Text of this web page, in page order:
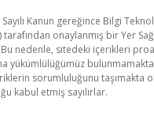
Kanun gereğince Bilgi
tarafından onaylanmış bir Yer
nedenle, sitedeki içerikleri
yükümlülüğümüz
sorumluluğunu taşımakta
kabul etmiş sayılırlar.